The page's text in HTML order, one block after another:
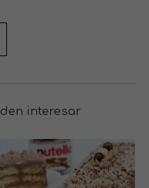
interesar